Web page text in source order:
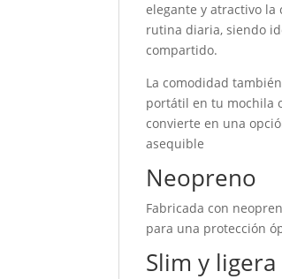
elegante y atractivo
rutina diaria, siendo
compartido.
La comodidad
portátil en tu mochila
convierte en una
asequible
Neopreno
Fabricada con
para una protección
Slim y ligera